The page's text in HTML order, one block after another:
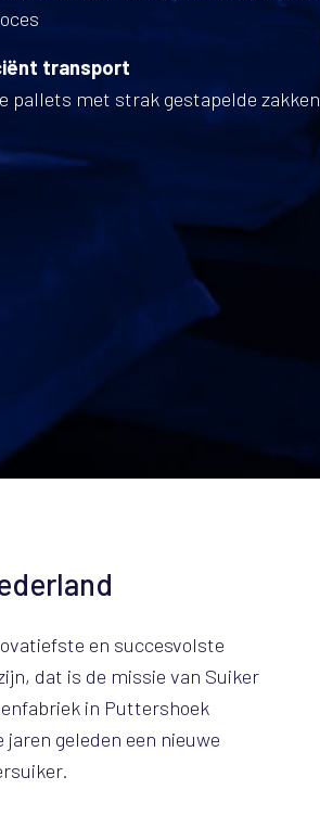
transport
pallets met strak gestapelde zakken
en succesvolste
dat is de missie van Suiker
in Puttershoek
geleden een nieuwe